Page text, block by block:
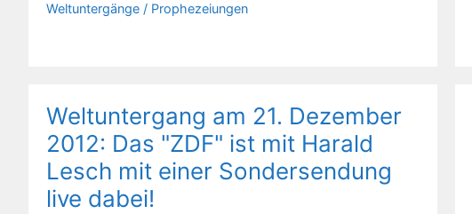
Weltuntergänge / Prophezeiungen
Weltuntergang am 21. Dezember
2012: Das "ZDF" ist mit Harald
Lesch mit einer Sondersendung
live dabei!